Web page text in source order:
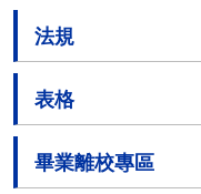
法規
表格
畢業離校專區